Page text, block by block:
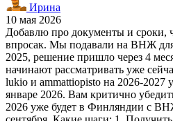
Ирина
10 мая 2026
Добавлю про документы и сроки,
впросак. Мы подавали на ВНЖ для
2025, решение пришло через 4
начинают рассматривать уже
lukio и ammattiopisto на 2026-2027
январе 2026. Вам критично
2026 уже будет в Финляндии с